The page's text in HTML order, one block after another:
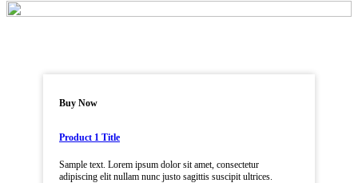
Buy Now
Product 1 Title
Sample text. Lorem ipsum dolor sit amet, consectetur
adipiscing elit nullam nunc justo sagittis suscipit ultrices.